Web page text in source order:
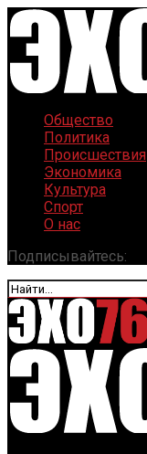
Общество
Политика
Происшествия
Экономика
Культура
Спорт
О нас
Подписывайтесь: